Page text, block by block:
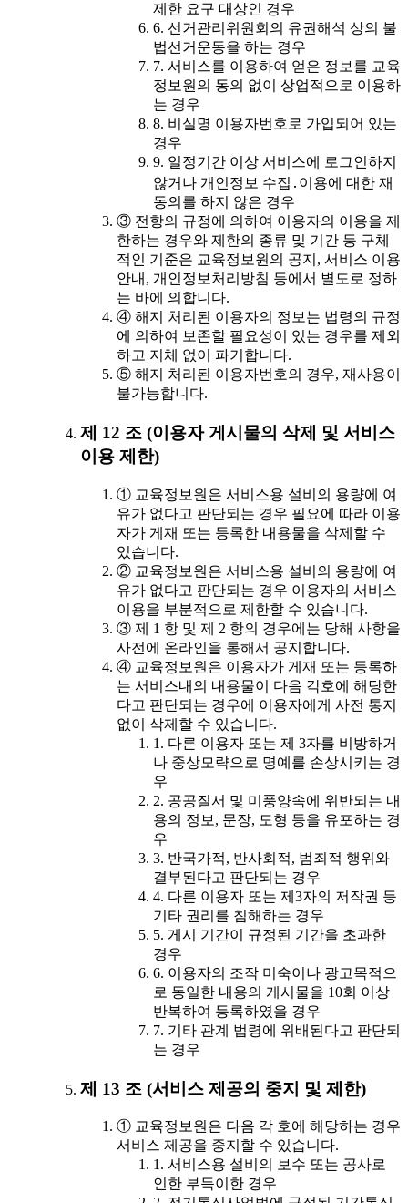
제한 요구 대상인 경우
6. 선거관리위원회의 유권해석 상의 불
법선거운동을 하는 경우
7. 서비스를 이용하여 얻은 정보를 교육
정보원의 동의 없이 상업적으로 이용하
는 경우
8. 비실명 이용자번호로 가입되어 있는
경우
9. 일정기간 이상 서비스에 로그인하지
않거나 개인정보 수집․이용에 대한 재
동의를 하지 않은 경우
③ 전항의 규정에 의하여 이용자의 이용을 제
한하는 경우와 제한의 종류 및 기간 등 구체
적인 기준은 교육정보원의 공지, 서비스 이용
안내, 개인정보처리방침 등에서 별도로 정하
는 바에 의합니다.
④ 해지 처리된 이용자의 정보는 법령의 규정
에 의하여 보존할 필요성이 있는 경우를 제외
하고 지체 없이 파기합니다.
⑤ 해지 처리된 이용자번호의 경우, 재사용이
불가능합니다.
제 12 조 (이용자 게시물의 삭제 및 서비스
이용 제한)
① 교육정보원은 서비스용 설비의 용량에 여
유가 없다고 판단되는 경우 필요에 따라 이용
자가 게재 또는 등록한 내용물을 삭제할 수
있습니다.
② 교육정보원은 서비스용 설비의 용량에 여
유가 없다고 판단되는 경우 이용자의 서비스
이용을 부분적으로 제한할 수 있습니다.
③ 제 1 항 및 제 2 항의 경우에는 당해 사항을
사전에 온라인을 통해서 공지합니다.
④ 교육정보원은 이용자가 게재 또는 등록하
는 서비스내의 내용물이 다음 각호에 해당한
다고 판단되는 경우에 이용자에게 사전 통지
없이 삭제할 수 있습니다.
1. 다른 이용자 또는 제 3자를 비방하거
나 중상모략으로 명예를 손상시키는 경
우
2. 공공질서 및 미풍양속에 위반되는 내
용의 정보, 문장, 도형 등을 유포하는 경
우
3. 반국가적, 반사회적, 범죄적 행위와
결부된다고 판단되는 경우
4. 다른 이용자 또는 제3자의 저작권 등
기타 권리를 침해하는 경우
5. 게시 기간이 규정된 기간을 초과한
경우
6. 이용자의 조작 미숙이나 광고목적으
로 동일한 내용의 게시물을 10회 이상
반복하여 등록하였을 경우
7. 기타 관계 법령에 위배된다고 판단되
는 경우
제 13 조 (서비스 제공의 중지 및 제한)
① 교육정보원은 다음 각 호에 해당하는 경우
서비스 제공을 중지할 수 있습니다.
1. 서비스용 설비의 보수 또는 공사로
인한 부득이한 경우